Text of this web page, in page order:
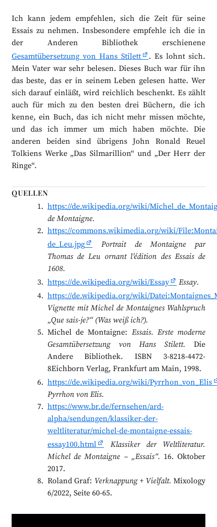
Ich kann jedem empfehlen, sich die Zeit für seine
Essais zu nehmen. Insbesondere empfehle ich die in
der Anderen Bibliothek erschienene
Gesamtübersetzung von Hans Stilett
. Es lohnt sich.
Mein Vater war sehr belesen. Dieses Buch war für ihn
das beste, das er in seinem Leben gelesen hatte. Wer
sich darauf einläßt, wird reichlich beschenkt. Es zählt
auch für mich zu den besten drei Büchern, die ich
kenne, ein Buch, das ich nicht mehr missen möchte,
und das ich immer um mich haben möchte. Die
anderen beiden sind übrigens John Ronald Reuel
Tolkiens Werke „Das Silmarillion“ und „Der Herr der
Ringe“.
QUELLEN
https://de.wikipedia.org/wiki/
de Montaigne.
https://commons.wikimedia.org/wiki/
de_Leu.jpg
Portrait de Montaigne par
Thomas de Leu ornant l’édition des Essais de
1608.
https://de.wikipedia.org/wiki/Essay
Essay.
https://de.wikipedia.org/wiki/
Vignette mit Michel de Montaignes Wahlspruch
„Que sais-je?“ (Was weiß ich?).
Michel de Montaigne: Essais. Erste moderne
Gesamtübersetzung von Hans Stilett.
Die
Andere Bibliothek. ISBN 3-8218-4472-
8Eichborn Verlag, Frankfurt am Main, 1998.
https://de.wikipedia.org/wiki/Pyrrhon_von_Elis
Pyrrhon von Elis.
https://www.br.de/fernsehen/ard-
alpha/sendungen/klassiker-der-
weltliteratur/michel-de-montaigne-essais-
essay100.html
Klassiker der Weltliteratur.
Michel de Montaigne – „Essais“. 16. Oktober
2017.
Roland Graf: Verknappung + Vielfalt. Mixology
6/2022, Seite 60-65.